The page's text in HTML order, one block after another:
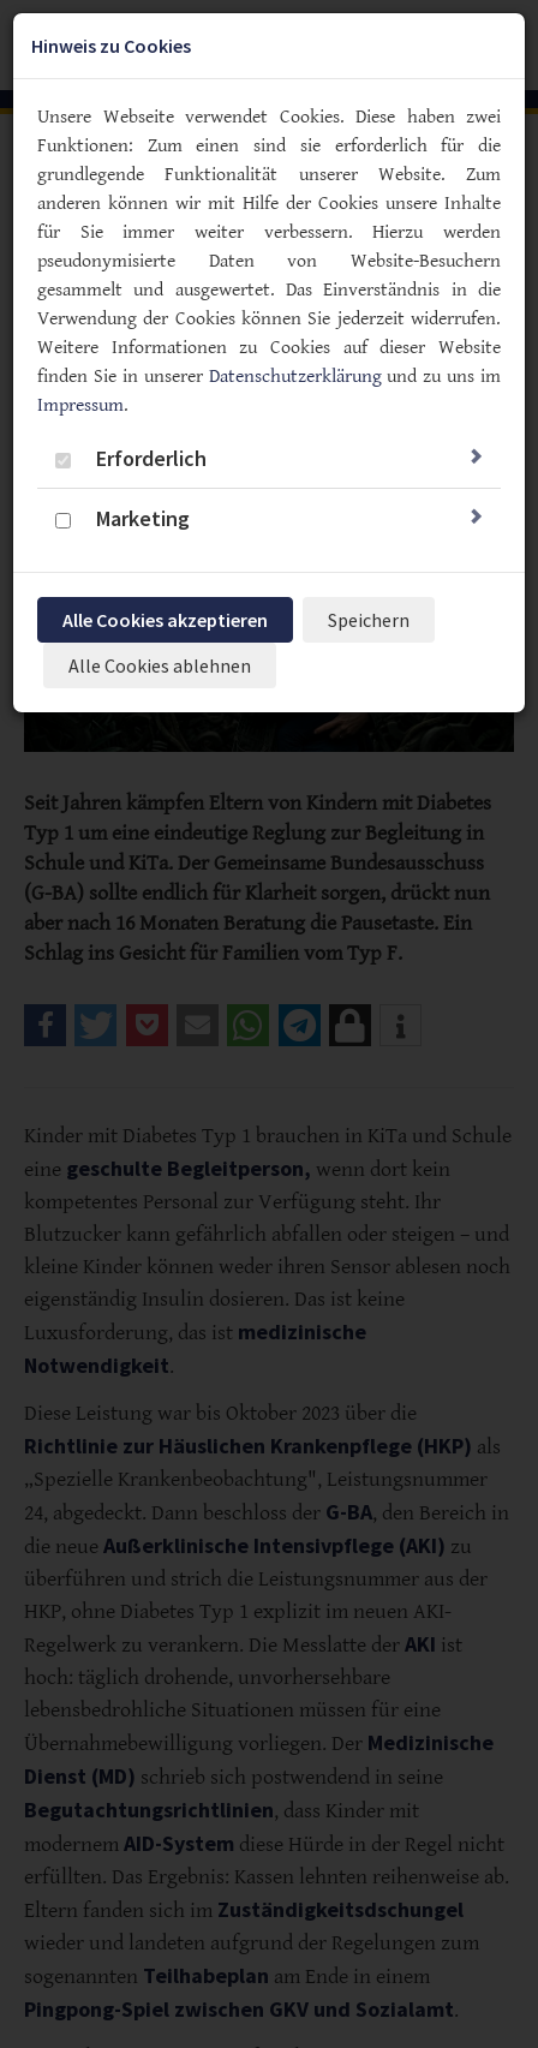
Zum
Hauptinhalt
Vorlesen
Der Dschungel bleibt dicht
Typ-F-Familien wieder
abgehängt: Beratungsverfahren
zur Krankenbeobachtung bei
Diabetes Typ 1 liegt auf Eis
19.06.2026
Seit Jahren kämpfen Eltern von Kindern mit Diabetes
Typ 1 um eine eindeutige Reglung zur Begleitung in
Schule und KiTa. Der Gemeinsame Bundesausschuss
(G-BA) sollte endlich für Klarheit sorgen, drückt nun
aber nach 16 Monaten Beratung die Pausetaste. Ein
Schlag ins Gesicht für Familien vom Typ F.
Kinder mit Diabetes Typ 1 brauchen in KiTa und Schule
eine geschulte Begleitperson, wenn dort kein
kompetentes Personal zur Verfügung steht. Ihr
Blutzucker kann gefährlich abfallen oder steigen – und
kleine Kinder können weder ihren Sensor ablesen noch
eigenständig Insulin dosieren. Das ist keine
Luxusforderung, das ist medizinische
Notwendigkeit.
Diese Leistung war bis Oktober 2023 über die
Richtlinie zur Häuslichen Krankenpflege (HKP) als
„Spezielle Krankenbeobachtung", Leistungsnummer
24, abgedeckt. Dann beschloss der G-BA, den Bereich in
die neue Außerklinische Intensivpflege (AKI) zu
überführen und strich die Leistungsnummer aus der
HKP, ohne Diabetes Typ 1 explizit im neuen AKI-
Regelwerk zu verankern. Die Messlatte derAKI ist
hoch: täglich drohende, unvorhersehbare
lebensbedrohliche Situationen müssen für eine
Übernahmebewilligung vorliegen. Der Medizinische
Dienst (MD) schrieb sich postwendend in seine
Begutachtungsrichtlinien, dass Kinder mit
modernem AID-System diese Hürde in der Regel nicht
erfüllten. Das Ergebnis: Kassen lehnten reihenweise ab.
Eltern fanden sich im Zuständigkeitsdschungel
wieder und landeten aufgrund der Regelungen zum
sogenannten Teilhabeplan am Ende in einem
Pingpong-Spiel zwischen GKV und Sozialamt.
Hinweis zu Cookies
Unsere Webseite verwendet Cookies. Diese haben zwei
Funktionen: Zum einen sind sie erforderlich für die
grundlegende Funktionalität unserer Website. Zum
anderen können wir mit Hilfe der Cookies unsere Inhalte
für Sie immer weiter verbessern. Hierzu werden
pseudonymisierte Daten von Website-Besuchern
gesammelt und ausgewertet. Das Einverständnis in die
Verwendung der Cookies können Sie jederzeit widerrufen.
Weitere Informationen zu Cookies auf dieser Website
finden Sie in unserer Datenschutzerklärungund zu uns im
Impressum.
Erforderlich
Marketing
Alle Cookies akzeptieren
Speichern
Alle Cookies ablehnen